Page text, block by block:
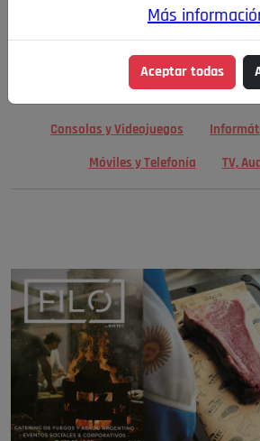
Motor y Accesorios
Cine, Libros y Música Coleccionismo
Consolas y Videojuegos
Móviles y Telefonía TV,
Más
Aceptar todas